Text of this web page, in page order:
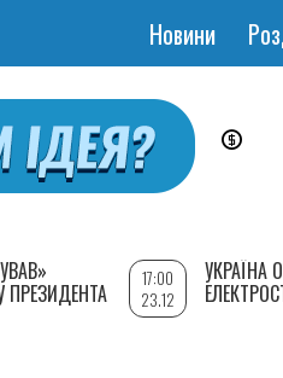
Основная
Новини
ПРЕЗИДЕНТА
17:00
23.12
УКРАЇНА